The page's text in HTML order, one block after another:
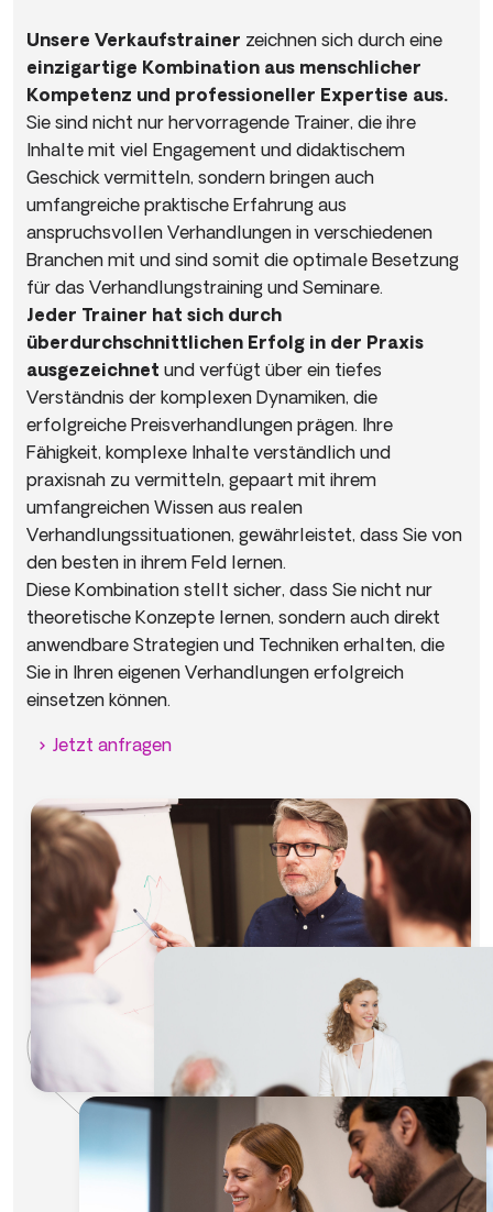
Unsere Verkaufstrainer zeichnen sich durch eine
einzigartige Kombination aus menschlicher
Kompetenz und professioneller Expertise aus.
Sie sind nicht nur hervorragende Trainer, die ihre
Inhalte mit viel Engagement und didaktischem
Geschick vermitteln, sondern bringen auch
umfangreiche praktische Erfahrung aus
anspruchsvollen Verhandlungen in verschiedenen
Branchen mit und sind somit die optimale Besetzung
für das Verhandlungstraining und Seminare.
Jeder Trainer hat sich durch
überdurchschnittlichen Erfolg in der Praxis
ausgezeichnet und verfügt über ein tiefes
Verständnis der komplexen Dynamiken, die
erfolgreiche Preisverhandlungen prägen. Ihre
Fähigkeit, komplexe Inhalte verständlich und
praxisnah zu vermitteln, gepaart mit ihrem
umfangreichen Wissen aus realen
Verhandlungssituationen, gewährleistet, dass Sie von
den besten in ihrem Feld lernen.
Diese Kombination stellt sicher, dass Sie nicht nur
theoretische Konzepte lernen, sondern auch direkt
anwendbare Strategien und Techniken erhalten, die
Sie in Ihren eigenen Verhandlungen erfolgreich
einsetzen können.
Jetzt anfragen